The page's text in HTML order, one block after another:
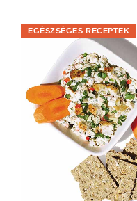
EGÉSZSÉGES RECEPTEK